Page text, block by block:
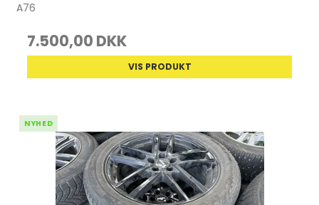
A76
7.500,00 DKK
VIS PRODUKT
NYHED